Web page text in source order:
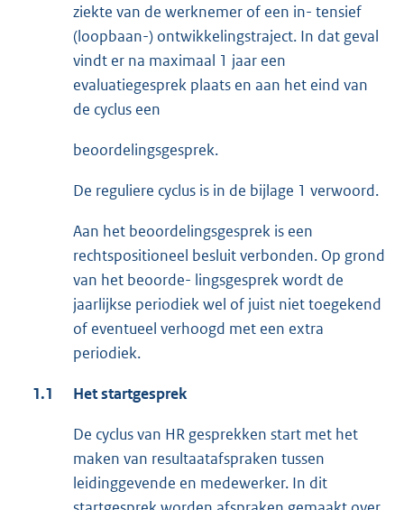
ziekte van de werknemer of een in- tensief
(loopbaan-) ontwikkelingstraject. In dat geval
vindt er na maximaal 1 jaar een
evaluatiegesprek plaats en aan het eind van
de cyclus een
beoordelingsgesprek.
De reguliere cyclus is in de bijlage 1 verwoord.
Aan het beoordelingsgesprek is een
rechtspositioneel besluit verbonden. Op grond
van het beoorde- lingsgesprek wordt de
jaarlijkse periodiek wel of juist niet toegekend
of eventueel verhoogd met een extra
periodiek.
1.1 Het startgesprek
De cyclus van HR gesprekken start met het
maken van resultaatafspraken tussen
leidinggevende en medewerker. In dit